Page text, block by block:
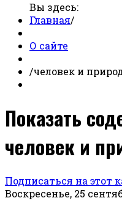
Вы здесь:
Главная/
О сайте
/человек и
Показать
человек и
Подписаться на этот
Воскресенье, 25